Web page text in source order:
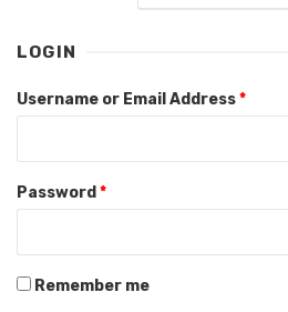
LOGIN
Username or Email Address*
Password *
Remember me